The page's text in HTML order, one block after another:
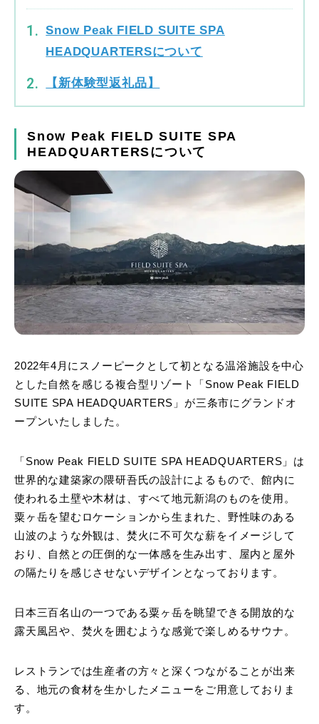
Snow Peak FIELD SUITE SPA
HEADQUARTERSについて
【新体験型返礼品】
Snow Peak FIELD SUITE SPA
HEADQUARTERSについて
2022年4月にスノーピークとして初となる温浴施設を中心
とした自然を感じる複合型リゾート「Snow Peak FIELD
SUITE SPA HEADQUARTERS」が三条市にグランドオ
ープンいたしました。
「Snow Peak FIELD SUITE SPA HEADQUARTERS」は
世界的な建築家の隈研吾氏の設計によるもので、館内に
使われる土壁や木材は、すべて地元新潟のものを使用。
粟ヶ岳を望むロケーションから生まれた、野性味のある
山波のような外観は、焚火に不可欠な薪をイメージして
おり、自然との圧倒的な一体感を生み出す、屋内と屋外
の隔たりを感じさせないデザインとなっております。
日本三百名山の一つである粟ヶ岳を眺望できる開放的な
露天風呂や、焚火を囲むような感覚で楽しめるサウナ。
レストランでは生産者の方々と深くつながることが出来
る、地元の食材を生かしたメニューをご用意しておりま
す。